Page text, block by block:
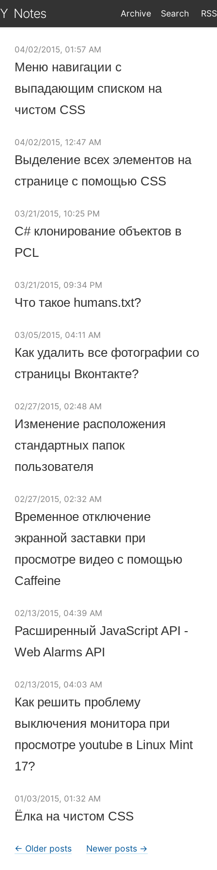
Y Notes Archive Search RSS
04/02/2015, 01:57 AM
Меню навигации с
выпадающим списком на
чистом CSS
04/02/2015, 12:47 AM
Выделение всех элементов на
странице с помощью CSS
03/21/2015, 10:25 PM
C# клонирование объектов в
PCL
03/21/2015, 09:34 PM
Что такое humans.txt?
03/05/2015, 04:11 AM
Как удалить все фотографии со
страницы Вконтакте?
02/27/2015, 02:48 AM
Изменение расположения
стандартных папок
пользователя
02/27/2015, 02:32 AM
Временное отключение
экранной заставки при
просмотре видео c помощью
Caffeine
02/13/2015, 04:39 AM
Расширенный JavaScript API -
Web Alarms API
02/13/2015, 04:03 AM
Как решить проблему
выключения монитора при
просмотре youtube в Linux Mint
17?
01/03/2015, 01:32 AM
Ёлка на чистом CSS
← Older posts Newer posts →